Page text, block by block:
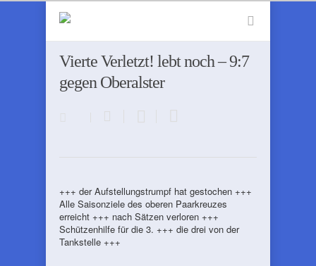
Vierte Verletzt! lebt noch – 9:7
gegen Oberalster
+++ der Aufstellungstrumpf hat gestochen +++
Alle Saisonziele des oberen Paarkreuzes
erreicht +++ nach Sätzen verloren +++
Schützenhilfe für die 3. +++ die drei von der
Tankstelle +++